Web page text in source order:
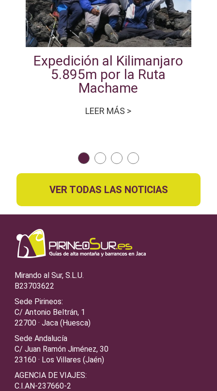
Expedición al Kilimanjaro
5.895m por la Ruta
Machame
LEER MÁS >
VER TODAS LAS NOTICIAS
Mirando al Sur, S.L.U.
B23703622
Sede Pirineos:
C/ Antonio Beltrán, 1
22700 · Jaca (Huesca)
Sede Andalucía
C/ Juan Ramón Jiménez, 30
23160 · Los Villares (Jaén)
AGENCIA DE VIAJES:
C.I.AN-237660-2